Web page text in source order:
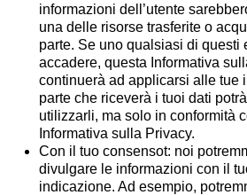
informazioni dell’utente
una delle risorse trasferite o
parte. Se uno qualsiasi di questi
accadere, questa Informativa
continuerà ad applicarsi alle tue
parte che riceverà i tuoi dati
utilizzarli, ma solo in conformità
Informativa sulla Privacy.
Con il tuo consensot: noi
divulgare le informazioni con il
indicazione. Ad esempio,